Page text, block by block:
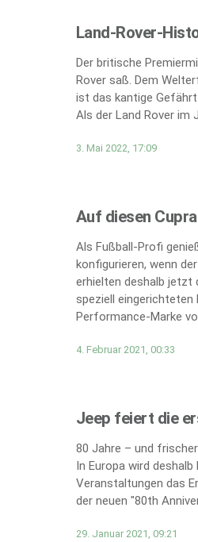
Land-Rover-
Der britische
Rover saß. Dem
ist das kantige
Als der Land Rover im
3. Mai 2022, 17:09
Auf diesen
Als Fußball-Profi
konfigurieren, wenn
erhielten deshalb jetzt
speziell eingerichteten
Performance-Marke
4. Februar 2021, 00:33
Jeep feiert die
80 Jahre – und
In Europa wird
Veranstaltungen das
der neuen "80th
29. Januar 2021, 09:21